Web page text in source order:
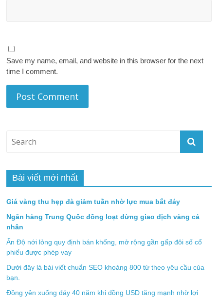
Save my name, email, and website in this browser for the next
time I comment.
Bài viết mới nhất
Giá vàng thu hẹp đà giảm tuần nhờ lực mua bắt đáy
Ngân hàng Trung Quốc đồng loạt dừng giao dịch vàng cá
nhân
Ấn Độ nới lỏng quy định bán khống, mở rộng gần gấp đôi số cổ
phiếu được phép vay
Dưới đây là bài viết chuẩn SEO khoảng 800 từ theo yêu cầu của
bạn.
Đồng yên xuống đáy 40 năm khi đồng USD tăng mạnh nhờ lợi